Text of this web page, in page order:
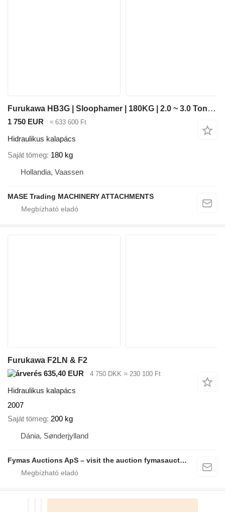
Furukawa HB3G | Sloophamer | 180KG | 2.0 ~ 3.0 Ton | Bobcat
1 750 EUR ≈ 633 600 Ft
Hidraulikus kalapács
Saját tömeg 180 kg
Hollandia, Vaassen
MASE Trading MACHINERY ATTACHMENTS
Furukawa F2LN & F2
635,40 EUR
4 750 DKK ≈ 230 100 Ft
Hidraulikus kalapács
2007
Saját tömeg 200 kg
Dánia, Sønderjylland
Fymas Auctions ApS – visit the auction fymasauctions.dk